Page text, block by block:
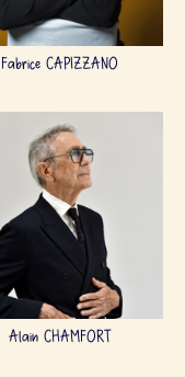
Fabrice CAPIZZANO
Alain CHAMFORT